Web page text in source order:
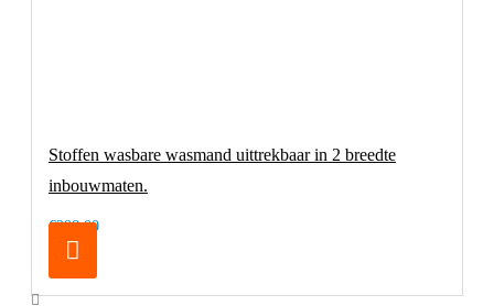
Stoffen wasbare wasmand uittrekbaar in 2 breedte
inbouwmaten.
€298,00